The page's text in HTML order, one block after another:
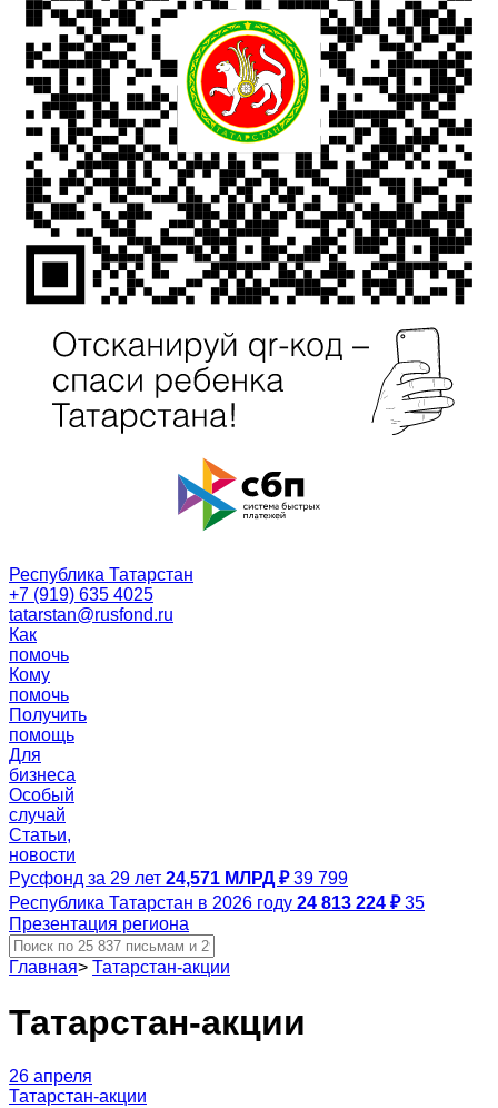
Республика Татарстан
+7 (919) 635 4025
tatarstan@rusfond.ru
Как
помочь
Кому
помочь
Получить
помощь
Для
бизнеса
Особый
случай
Статьи,
новости
Русфонд за 29 лет 24,571 МЛРД ₽ 39 799
Республика Татарстан в 2026 году 24 813 224 ₽ 35
Презентация региона
Главная> Татарстан-акции
Татарстан-акции
26 апреля
Татарстан-акции